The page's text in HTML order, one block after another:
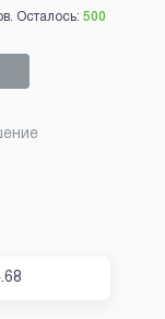
Осталось: 500